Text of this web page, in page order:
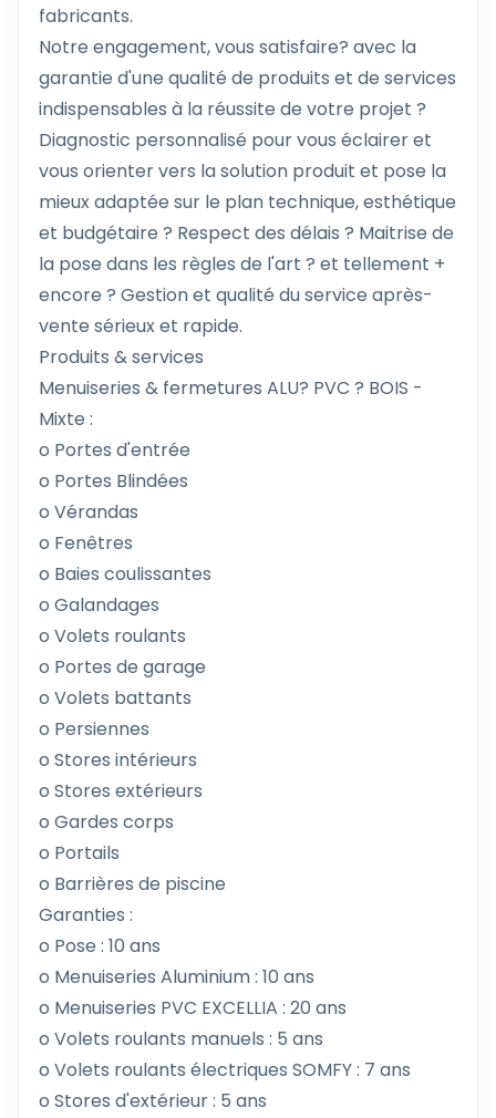
fabricants.
Notre engagement, vous satisfaire? avec la
garantie d'une qualité de produits et de services
indispensables à la réussite de votre projet ?
Diagnostic personnalisé pour vous éclairer et
vous orienter vers la solution produit et pose la
mieux adaptée sur le plan technique, esthétique
et budgétaire ? Respect des délais ? Maitrise de
la pose dans les règles de l'art ? et tellement +
encore ? Gestion et qualité du service après-
vente sérieux et rapide.
Produits & services
Menuiseries & fermetures ALU? PVC ? BOIS -
Mixte :
o Portes d'entrée
o Portes Blindées
o Vérandas
o Fenêtres
o Baies coulissantes
o Galandages
o Volets roulants
o Portes de garage
o Volets battants
o Persiennes
o Stores intérieurs
o Stores extérieurs
o Gardes corps
o Portails
o Barrières de piscine
Garanties :
o Pose : 10 ans
o Menuiseries Aluminium : 10 ans
o Menuiseries PVC EXCELLIA : 20 ans
o Volets roulants manuels : 5 ans
o Volets roulants électriques SOMFY : 7 ans
o Stores d'extérieur : 5 ans